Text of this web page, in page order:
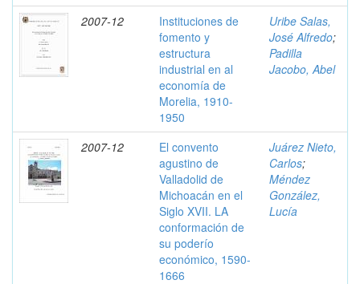
2007-12
Instituciones de
fomento y
estructura
industrial en al
economía de
Morelia, 1910-
1950
Uribe Salas,
José Alfredo;
Padilla
Jacobo, Abel
2007-12
El convento
agustino de
Valladolid de
Michoacán en el
Siglo XVII. LA
conformación de
su poderío
económico, 1590-
1666
Juárez Nieto,
Carlos;
Méndez
González,
Lucía